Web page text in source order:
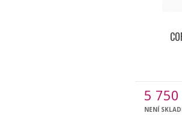
5 750
NENÍ